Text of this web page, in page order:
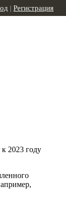
| Регистрация
2023 году